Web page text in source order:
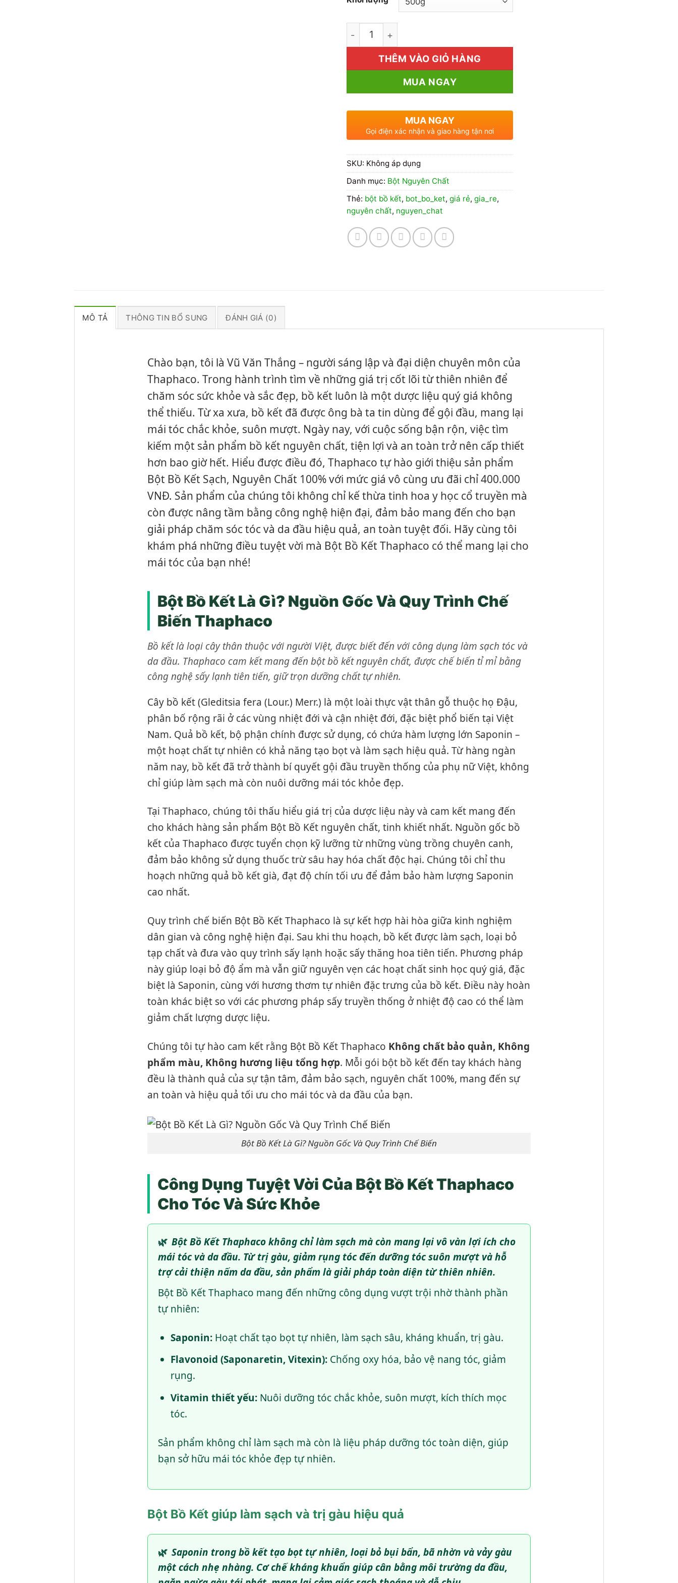
210.000₫
1kg Bột Bồ Kết Giá Rẻ số lượng
THÊM VÀO GIỎ HÀNG
MUA NGAY
MUA NGAY
Gọi điện xác nhận và giao hàng tận nơi
SKU: Không áp dụng
Danh mục: Bột Nguyên Chất
Thẻ: bột bồ kết, bot_bo_ket, giá rẻ, gia_re,
nguyên chất, nguyen_chat
MÔ TẢ THÔNG TIN BỔ SUNG ĐÁNH GIÁ (0)
Chào bạn, tôi là Vũ Văn Thắng – người sáng lập và đại diện chuyên môn của
Thaphaco. Trong hành trình tìm về những giá trị cốt lõi từ thiên nhiên để
chăm sóc sức khỏe và sắc đẹp, bồ kết luôn là một dược liệu quý giá không
thể thiếu. Từ xa xưa, bồ kết đã được ông bà ta tin dùng để gội đầu, mang lại
mái tóc chắc khỏe, suôn mượt. Ngày nay, với cuộc sống bận rộn, việc tìm
kiếm một sản phẩm bồ kết nguyên chất, tiện lợi và an toàn trở nên cấp thiết
hơn bao giờ hết. Hiểu được điều đó, Thaphaco tự hào giới thiệu sản phẩm
Bột Bồ Kết Sạch, Nguyên Chất 100% với mức giá vô cùng ưu đãi chỉ 400.000
VNĐ. Sản phẩm của chúng tôi không chỉ kế thừa tinh hoa y học cổ truyền mà
còn được nâng tầm bằng công nghệ hiện đại, đảm bảo mang đến cho bạn
giải pháp chăm sóc tóc và da đầu hiệu quả, an toàn tuyệt đối. Hãy cùng tôi
khám phá những điều tuyệt vời mà Bột Bồ Kết Thaphaco có thể mang lại cho
mái tóc của bạn nhé!
Bột Bồ Kết Là Gì? Nguồn Gốc Và Quy Trình Chế
Biến Thaphaco
Bồ kết là loại cây thân thuộc với người Việt, được biết đến với công dụng làm sạch tóc và
da đầu. Thaphaco cam kết mang đến bột bồ kết nguyên chất, được chế biến tỉ mỉ bằng
công nghệ sấy lạnh tiên tiến, giữ trọn dưỡng chất tự nhiên.
Cây bồ kết (Gleditsia fera (Lour.) Merr.) là một loài thực vật thân gỗ thuộc họ Đậu,
phân bố rộng rãi ở các vùng nhiệt đới và cận nhiệt đới, đặc biệt phổ biến tại Việt
Nam. Quả bồ kết, bộ phận chính được sử dụng, có chứa hàm lượng lớn Saponin –
một hoạt chất tự nhiên có khả năng tạo bọt và làm sạch hiệu quả. Từ hàng ngàn
năm nay, bồ kết đã trở thành bí quyết gội đầu truyền thống của phụ nữ Việt, không
chỉ giúp làm sạch mà còn nuôi dưỡng mái tóc khỏe đẹp.
Tại Thaphaco, chúng tôi thấu hiểu giá trị của dược liệu này và cam kết mang đến
cho khách hàng sản phẩm Bột Bồ Kết nguyên chất, tinh khiết nhất. Nguồn gốc bồ
kết của Thaphaco được tuyển chọn kỹ lưỡng từ những vùng trồng chuyên canh,
đảm bảo không sử dụng thuốc trừ sâu hay hóa chất độc hại. Chúng tôi chỉ thu
hoạch những quả bồ kết già, đạt độ chín tối ưu để đảm bảo hàm lượng Saponin
cao nhất.
Quy trình chế biến Bột Bồ Kết Thaphaco là sự kết hợp hài hòa giữa kinh nghiệm
dân gian và công nghệ hiện đại. Sau khi thu hoạch, bồ kết được làm sạch, loại bỏ
tạp chất và đưa vào quy trình sấy lạnh hoặc sấy thăng hoa tiên tiến. Phương pháp
này giúp loại bỏ độ ẩm mà vẫn giữ nguyên vẹn các hoạt chất sinh học quý giá, đặc
biệt là Saponin, cùng với hương thơm tự nhiên đặc trưng của bồ kết. Điều này hoàn
toàn khác biệt so với các phương pháp sấy truyền thống ở nhiệt độ cao có thể làm
giảm chất lượng dược liệu.
Chúng tôi tự hào cam kết rằng Bột Bồ Kết Thaphaco Không chất bảo quản, Không
phẩm màu, Không hương liệu tổng hợp. Mỗi gói bột bồ kết đến tay khách hàng
đều là thành quả của sự tận tâm, đảm bảo sạch, nguyên chất 100%, mang đến sự
an toàn và hiệu quả tối ưu cho mái tóc và da đầu của bạn.
Bột Bồ Kết Là Gì? Nguồn Gốc Và Quy Trình Chế Biến
Công Dụng Tuyệt Vời Của Bột Bồ Kết Thaphaco
Cho Tóc Và Sức Khỏe
🌿 Bột Bồ Kết Thaphaco không chỉ làm sạch mà còn mang lại vô vàn lợi ích cho
mái tóc và da đầu. Từ trị gàu, giảm rụng tóc đến dưỡng tóc suôn mượt và hỗ
trợ cải thiện nấm da đầu, sản phẩm là giải pháp toàn diện từ thiên nhiên.
Bột Bồ Kết Thaphaco mang đến những công dụng vượt trội nhờ thành phần
tự nhiên:
Saponin:Hoạt chất tạo bọt tự nhiên, làm sạch sâu, kháng khuẩn, trị gàu.
Flavonoid (Saponaretin, Vitexin):Chống oxy hóa, bảo vệ nang tóc, giảm
rụng.
Vitamin thiết yếu:Nuôi dưỡng tóc chắc khỏe, suôn mượt, kích thích mọc
tóc.
Sản phẩm không chỉ làm sạch mà còn là liệu pháp dưỡng tóc toàn diện, giúp
bạn sở hữu mái tóc khỏe đẹp tự nhiên.
Bột Bồ Kết giúp làm sạch và trị gàu hiệu quả
🌿 Saponin trong bồ kết tạo bọt tự nhiên, loại bỏ bụi bẩn, bã nhờn và vảy gàu
một cách nhẹ nhàng. Cơ chế kháng khuẩn giúp cân bằng môi trường da đầu,